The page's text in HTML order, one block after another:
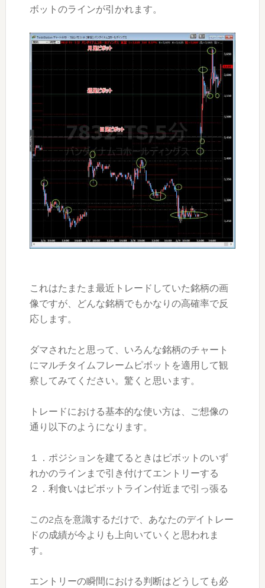
ボットのラインが引かれます。
これはたまたま最近トレードしていた銘柄の画
像ですが、どんな銘柄でもかなりの高確率で反
応します。
ダマされたと思って、いろんな銘柄のチャート
にマルチタイムフレームピボットを適用して観
察してみてください。驚くと思います。
トレードにおける基本的な使い方は、ご想像の
通り以下のようになります。
１．ポジションを建てるときはピボットのいず
れかのラインまで引き付けてエントリーする
２．利食いはピボットライン付近まで引っ張る
この2点を意識するだけで、あなたのデイトレー
ドの成績が今よりも上向いていくと思われま
す。
エントリーの瞬間における判断はどうしても必